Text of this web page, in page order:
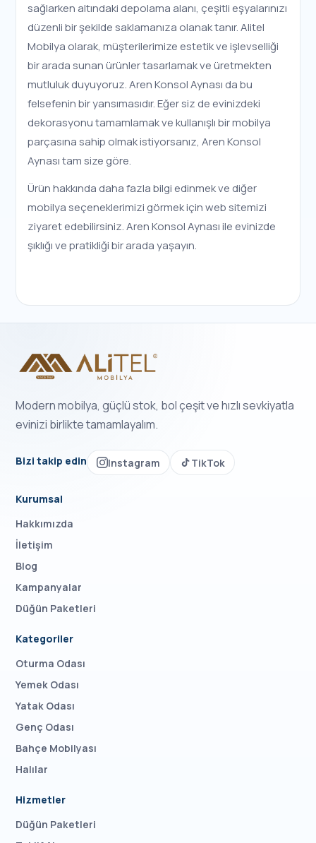
sağlarken altındaki depolama alanı, çeşitli eşyalarınızı
düzenli bir şekilde saklamanıza olanak tanır. Alitel
Mobilya olarak, müşterilerimize estetik ve işlevselliği
bir arada sunan ürünler tasarlamak ve üretmekten
mutluluk duyuyoruz. Aren Konsol Aynası da bu
felsefenin bir yansımasıdır. Eğer siz de evinizdeki
dekorasyonu tamamlamak ve kullanışlı bir mobilya
parçasına sahip olmak istiyorsanız, Aren Konsol
Aynası tam size göre.
Ürün hakkında daha fazla bilgi edinmek ve diğer
mobilya seçeneklerimizi görmek için web sitemizi
ziyaret edebilirsiniz. Aren Konsol Aynası ile evinizde
şıklığı ve pratikliği bir arada yaşayın.
Modern mobilya, güçlü stok, bol çeşit ve hızlı sevkiyatla
evinizi birlikte tamamlayalım.
Bizi takip edin Instagram TikTok
Kurumsal
Hakkımızda
İletişim
Blog
Kampanyalar
Düğün Paketleri
Kategoriler
Oturma Odası
Yemek Odası
Yatak Odası
Genç Odası
Bahçe Mobilyası
Halılar
Hizmetler
Düğün Paketleri